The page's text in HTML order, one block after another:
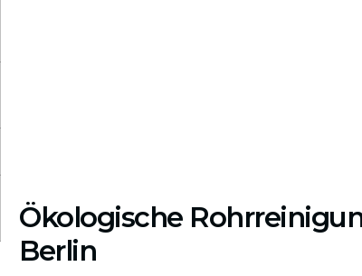
Ökologische
Berlin